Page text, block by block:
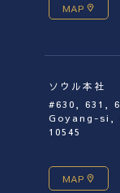
MAP
ソウル本社
#630, 631,
Goyang-si,
10545
MAP